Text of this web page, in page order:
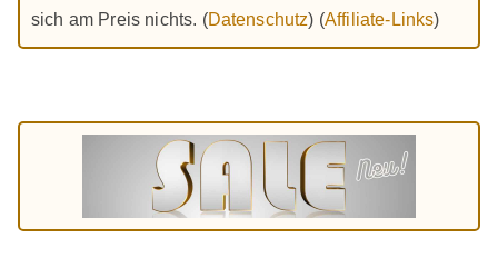
sich am Preis nichts. (Datenschutz) (Affiliate-Links)